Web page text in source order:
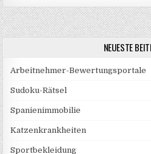
NEUESTE
Arbeitnehmer-Bewertungsportale
Sudoku-Rätsel
Spanienimmobilie
Katzenkrankheiten
Sportbekleidung